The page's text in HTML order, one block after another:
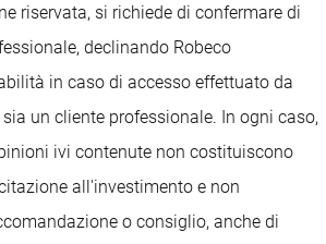
riservata, si richiede di confermare di
declinando Robeco
in caso di accesso effettuato da
un cliente professionale. In ogni caso,
ivi contenute non costituiscono
all'investimento e non
o consiglio, anche di